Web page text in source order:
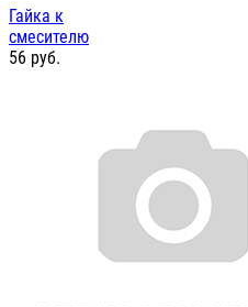
Гайка к
смесителю
56 руб.